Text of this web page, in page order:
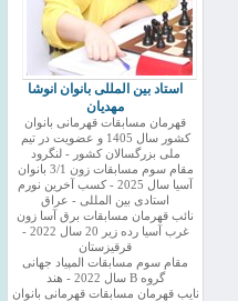
استاد بین المللی بانوان انوشا
مهدیان
قهرمان مسابقات قهرمانی بانوان
کشور سال 1405 و عضویت در تیم
ملی بزرگسالان کشور - لنگرود
مقام سوم مسابقات زون 3/1 بانوان
آسیا سال 2025 - کسب آخرین نورم
استادی بین المللی - عراق
نائب قهرمان مسابقات برق آسا زون
غرب آسیا رده زیر 20 سال 2022 -
قرقیزستان
مقام سوم مسابقات المپیاد جهانی
گروه B سال 2022 - هند
نایب قهرمان مسابقات قهرمانی بانوان